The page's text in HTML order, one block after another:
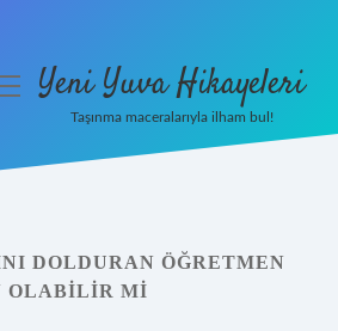
Yeni Yuva Hikayeleri
Taşınma maceralarıyla ilham bul!
DOLDURAN ÖĞRETMEN
OLABILIR MI